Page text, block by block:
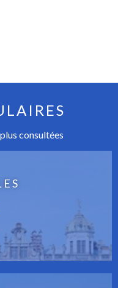
consultées